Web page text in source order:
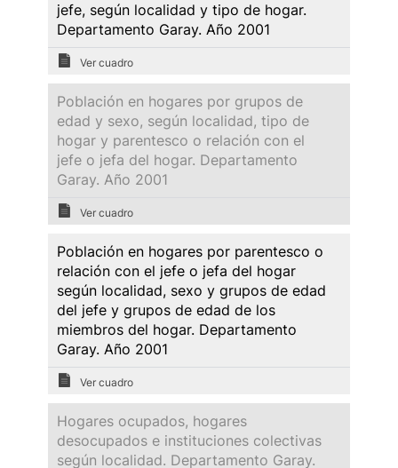
jefe, según localidad y tipo de hogar.
Departamento Garay. Año 2001
Ver cuadro
Población en hogares por grupos de
edad y sexo, según localidad, tipo de
hogar y parentesco o relación con el
jefe o jefa del hogar. Departamento
Garay. Año 2001
Ver cuadro
Población en hogares por parentesco o
relación con el jefe o jefa del hogar
según localidad, sexo y grupos de edad
del jefe y grupos de edad de los
miembros del hogar. Departamento
Garay. Año 2001
Ver cuadro
Hogares ocupados, hogares
desocupados e instituciones colectivas
según localidad. Departamento Garay.